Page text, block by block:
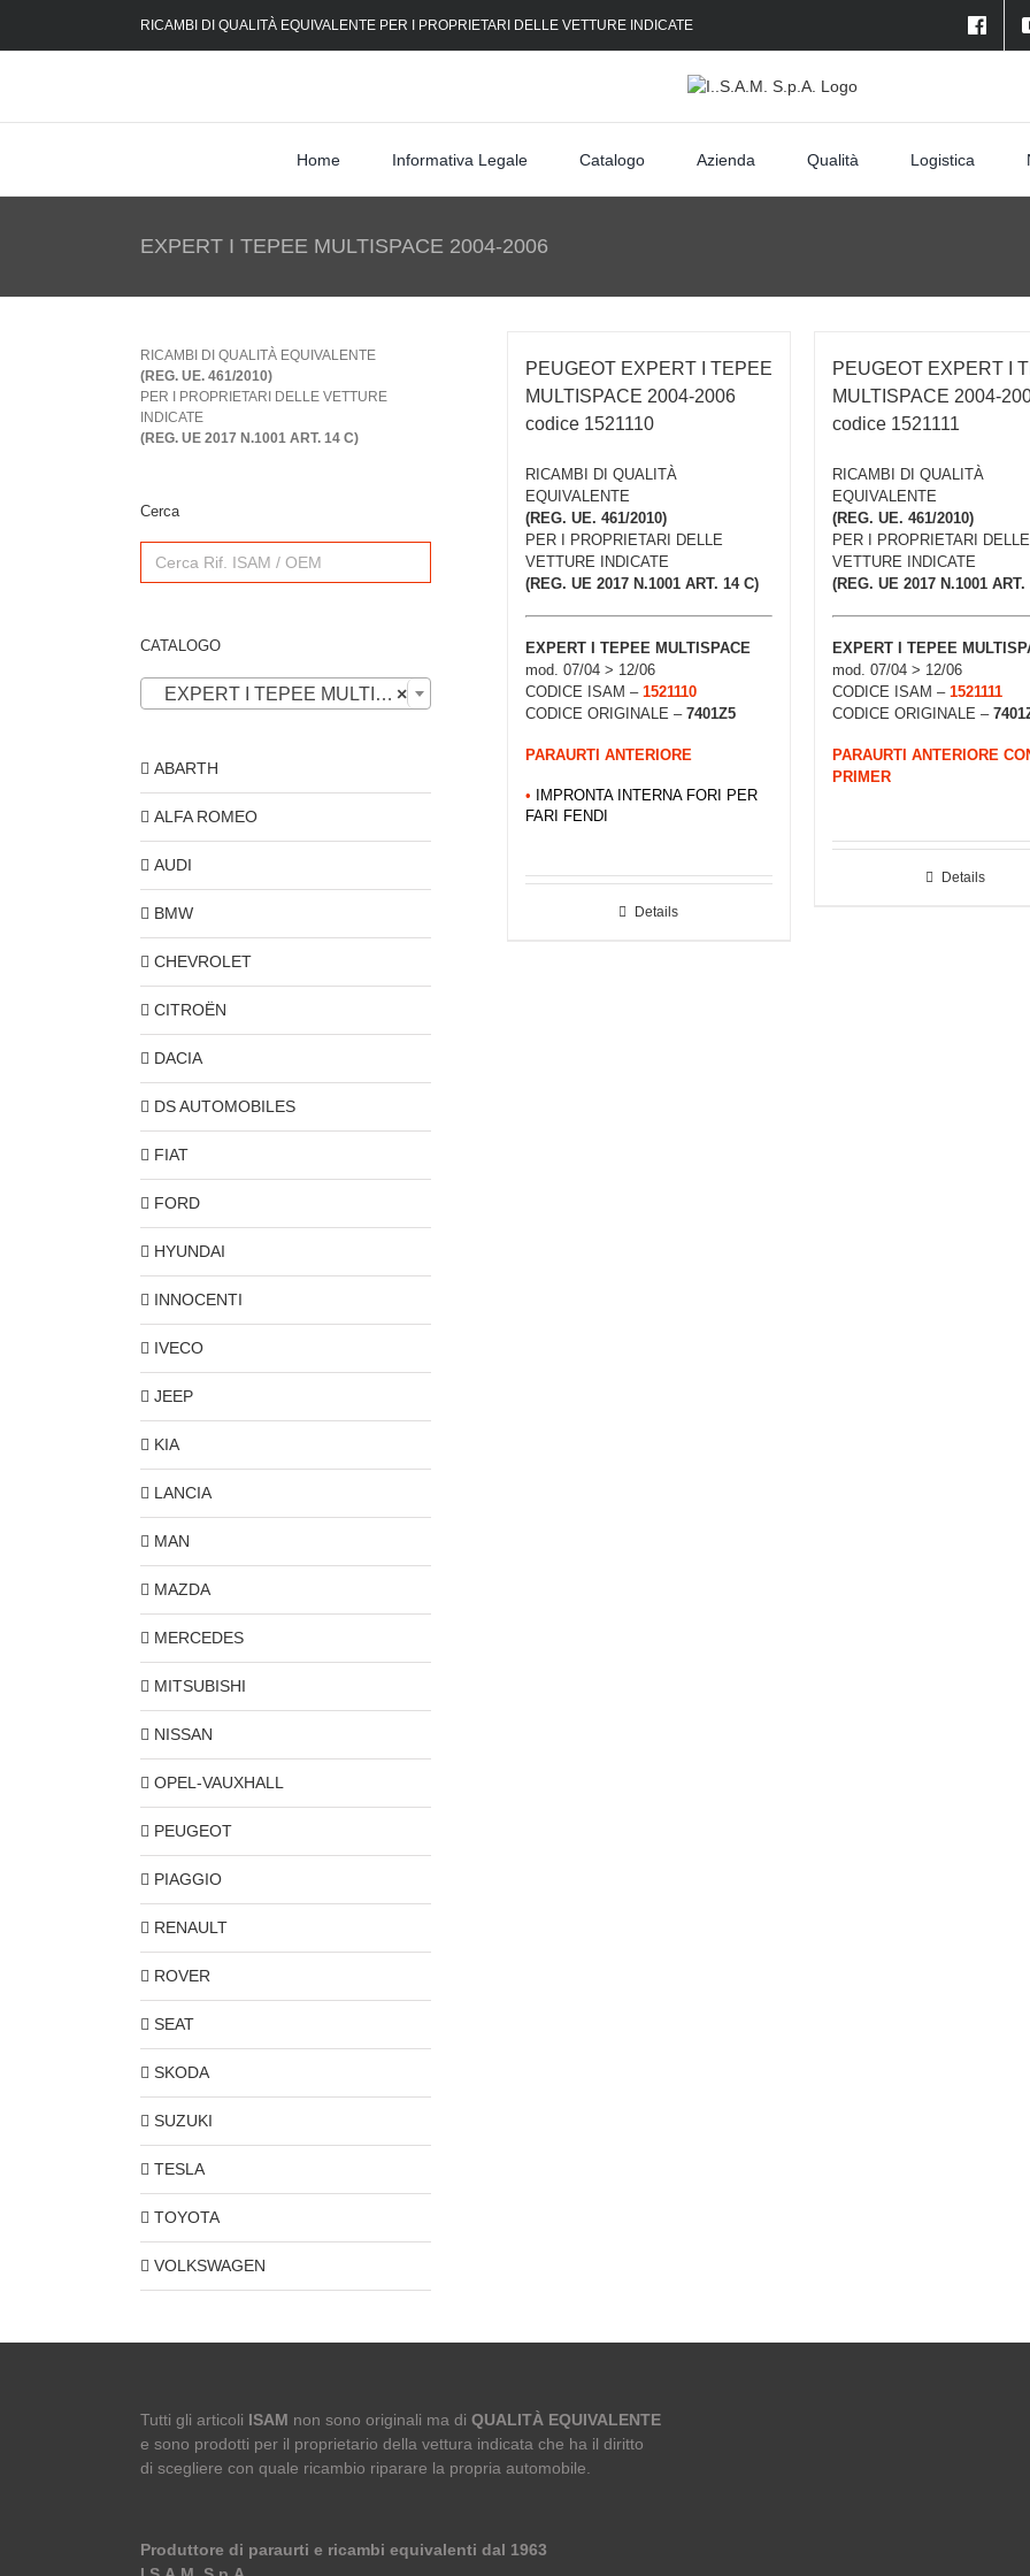
RICAMBI DI QUALITÀ EQUIVALENTE PER I PROPRIETARI DELLE VETTURE INDICATE
Home Informativa Legale Catalogo Azienda Qualità Logistica
EXPERT I TEPEE MULTISPACE 2004-2006
PEUGEOT EXPERT I TEPEE
MULTISPACE 2004-2006
codice 1521110
RICAMBI DI QUALITÀ
EQUIVALENTE
(REG. UE. 461/2010)
PER I PROPRIETARI DELLE
VETTURE INDICATE
(REG. UE 2017 N.1001 ART. 14 C)
EXPERT I TEPEE MULTISPACE
mod. 07/04 > 12/06
CODICE ISAM – 1521110
CODICE ORIGINALE – 7401Z5
PARAURTI ANTERIORE
•
IMPRONTA INTERNA FORI PER
FARI FENDI
Details
PEUGEOT EXPERT I
MULTISPACE 2004-
codice 1521111
RICAMBI DI QUALITÀ
EQUIVALENTE
(REG. UE. 461/2010)
PER I PROPRIETARI DELLE
VETTURE INDICATE
(REG. UE 2017 N.1001 ART.
EXPERT I TEPEE
mod. 07/04 > 12/06
CODICE ISAM – 1521111
CODICE ORIGINALE –
PARAURTI ANTERIORE
PRIMER
Details
RICAMBI DI QUALITÀ EQUIVALENTE
(REG. UE. 461/2010)
PER I PROPRIETARI DELLE VETTURE
INDICATE
(REG. UE 2017 N.1001 ART. 14 C)
Cerca
Search
for:
CATALOGO
×
EXPERT I TEPEE MULTISPACE 2004-2006
ABARTH
ALFA ROMEO
AUDI
BMW
CHEVROLET
CITROËN
DACIA
DS AUTOMOBILES
FIAT
FORD
HYUNDAI
INNOCENTI
IVECO
JEEP
KIA
LANCIA
MAN
MAZDA
MERCEDES
MITSUBISHI
NISSAN
OPEL-VAUXHALL
PEUGEOT
PIAGGIO
RENAULT
ROVER
SEAT
SKODA
SUZUKI
TESLA
TOYOTA
VOLKSWAGEN
Tutti gli articoli ISAM non sono originali ma di QUALITÀ EQUIVALENTE
e sono prodotti per il proprietario della vettura indicata che ha il diritto
di scegliere con quale ricambio riparare la propria automobile.
Produttore di paraurti e ricambi equivalenti dal 1963